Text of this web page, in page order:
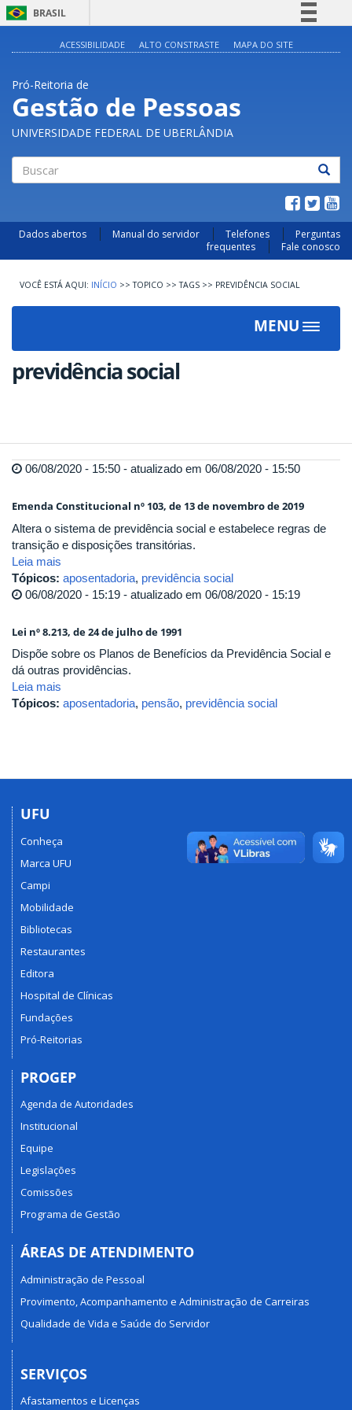
BRASIL
Acesso à informação
Legislação
Canais
ACESSIBILIDADE ALTO CONSTRASTE MAPA DO SITE
Pró-Reitoria de
Gestão de Pessoas
UNIVERSIDADE FEDERAL DE UBERLÂNDIA
Dados abertos Manual do servidor Telefones
Perguntas
frequentes
Fale conosco
INÍCIO >> TOPICO >> TAGS >> PREVIDÊNCIA SOCIAL
MENU
Toggle
previdência social
06/08/2020 - 15:50 - atualizado em 06/08/2020 - 15:50
Emenda Constitucional nº 103, de 13 de novembro de 2019
Altera o sistema de previdência social e estabelece regras de
transição e disposições transitórias.
Leia mais
Tópicos: aposentadoria, previdência social
06/08/2020 - 15:19 - atualizado em 06/08/2020 - 15:19
Lei nº 8.213, de 24 de julho de 1991
Dispõe sobre os Planos de Benefícios da Previdência Social e
dá outras providências.
Leia mais
Tópicos: aposentadoria, pensão, previdência social
UFU
Conheça
Marca UFU
Campi
Mobilidade
Bibliotecas
Restaurantes
Editora
Hospital de Clínicas
Fundações
Pró-Reitorias
PROGEP
Agenda de Autoridades
Institucional
Equipe
Legislações
Comissões
Programa de Gestão
ÁREAS DE ATENDIMENTO
Administração de Pessoal
Provimento, Acompanhamento e Administração de Carreiras
Qualidade de Vida e Saúde do Servidor
SERVIÇOS
Afastamentos e Licenças